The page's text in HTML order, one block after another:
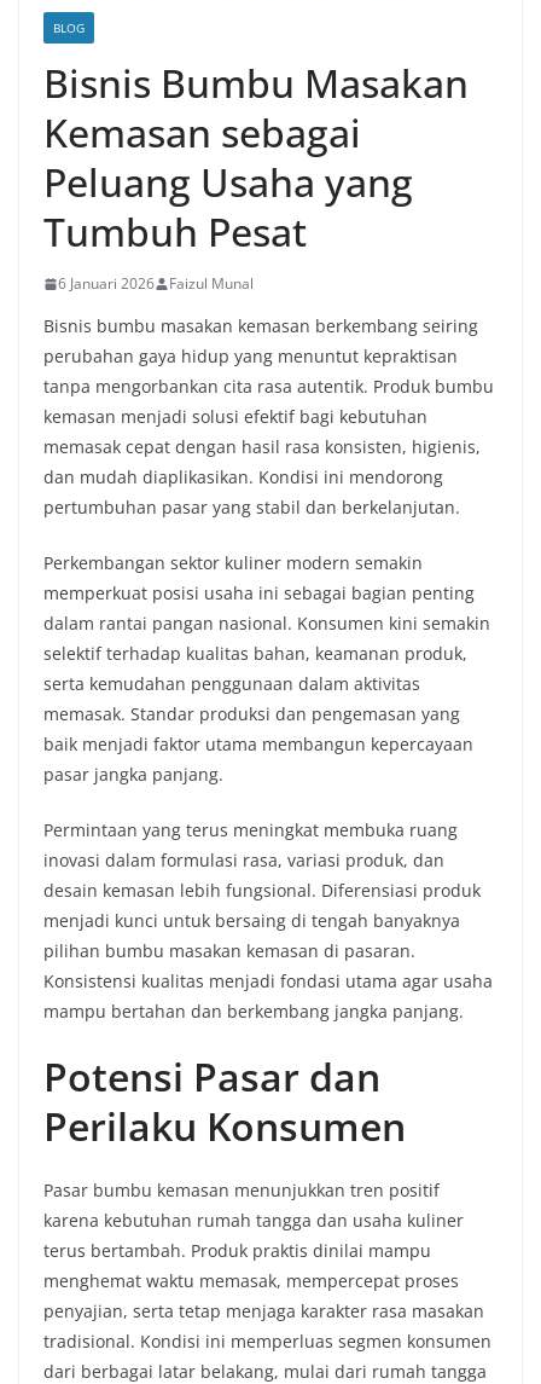
BLOG
Bisnis Bumbu Masakan
Kemasan sebagai
Peluang Usaha yang
Tumbuh Pesat
6 Januari 2026 Faizul Munal
Bisnis bumbu masakan kemasan berkembang seiring
perubahan gaya hidup yang menuntut kepraktisan
tanpa mengorbankan cita rasa autentik. Produk bumbu
kemasan menjadi solusi efektif bagi kebutuhan
memasak cepat dengan hasil rasa konsisten, higienis,
dan mudah diaplikasikan. Kondisi ini mendorong
pertumbuhan pasar yang stabil dan berkelanjutan.
Perkembangan sektor kuliner modern semakin
memperkuat posisi usaha ini sebagai bagian penting
dalam rantai pangan nasional. Konsumen kini semakin
selektif terhadap kualitas bahan, keamanan produk,
serta kemudahan penggunaan dalam aktivitas
memasak. Standar produksi dan pengemasan yang
baik menjadi faktor utama membangun kepercayaan
pasar jangka panjang.
Permintaan yang terus meningkat membuka ruang
inovasi dalam formulasi rasa, variasi produk, dan
desain kemasan lebih fungsional. Diferensiasi produk
menjadi kunci untuk bersaing di tengah banyaknya
pilihan bumbu masakan kemasan di pasaran.
Konsistensi kualitas menjadi fondasi utama agar usaha
mampu bertahan dan berkembang jangka panjang.
Potensi Pasar dan
Perilaku Konsumen
Pasar bumbu kemasan menunjukkan tren positif
karena kebutuhan rumah tangga dan usaha kuliner
terus bertambah. Produk praktis dinilai mampu
menghemat waktu memasak, mempercepat proses
penyajian, serta tetap menjaga karakter rasa masakan
tradisional. Kondisi ini memperluas segmen konsumen
dari berbagai latar belakang, mulai dari rumah tangga